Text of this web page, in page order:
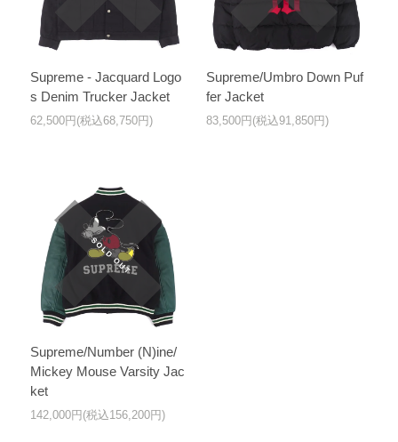
Supreme - Jacquard Logo
s Denim Trucker Jacket
62,500円(税込68,750円)
Supreme/Umbro Down Puf
fer Jacket
83,500円(税込91,850円)
Supreme/Number (N)ine/
Mickey Mouse Varsity Jac
ket
142,000円(税込156,200円)